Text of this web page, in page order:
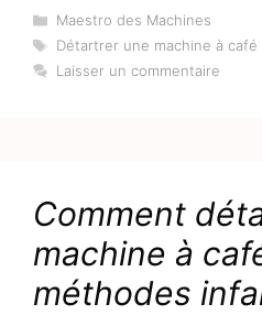
Catégories
Maestro des Machines
Étiquettes
Détartrer une machine à café
Laisser un commentaire
Comment
machine à
méthodes